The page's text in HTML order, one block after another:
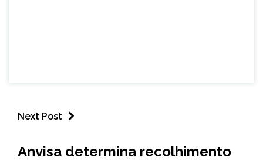
Next Post
NOTÍCIAS
Anvisa determina recolhimento